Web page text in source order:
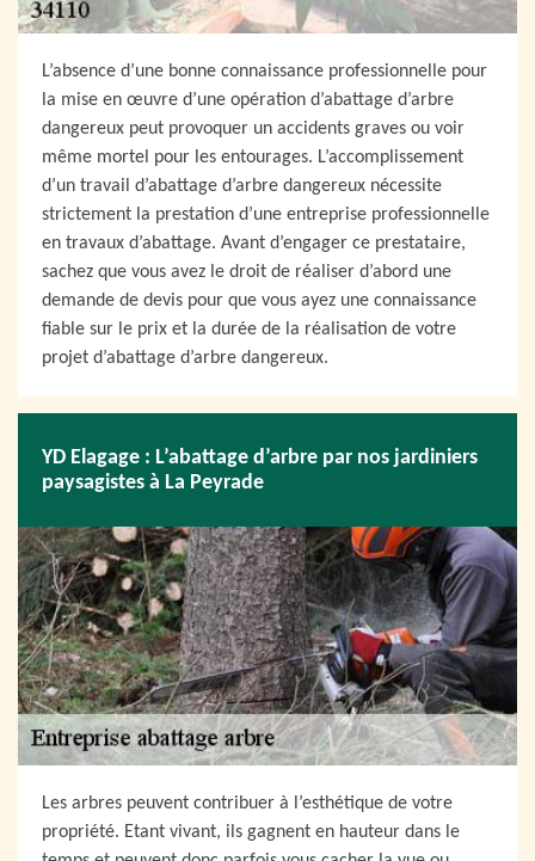
L’absence d’une bonne connaissance professionnelle pour
la mise en œuvre d’une opération d’abattage d’arbre
dangereux peut provoquer un accidents graves ou voir
même mortel pour les entourages. L’accomplissement
d’un travail d’abattage d’arbre dangereux nécessite
strictement la prestation d’une entreprise professionnelle
en travaux d’abattage. Avant d’engager ce prestataire,
sachez que vous avez le droit de réaliser d’abord une
demande de devis pour que vous ayez une connaissance
fiable sur le prix et la durée de la réalisation de votre
projet d’abattage d’arbre dangereux.
YD Elagage : L’abattage d’arbre par nos jardiniers
paysagistes à La Peyrade
Les arbres peuvent contribuer à l’esthétique de votre
propriété. Etant vivant, ils gagnent en hauteur dans le